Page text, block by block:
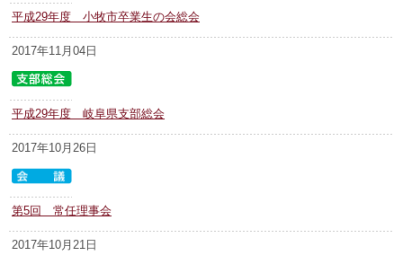
平成29年度 小牧市卒業生の会総会
2017年11月04日
平成29年度 岐阜県支部総会
2017年10月26日
第5回 常任理事会
2017年10月21日